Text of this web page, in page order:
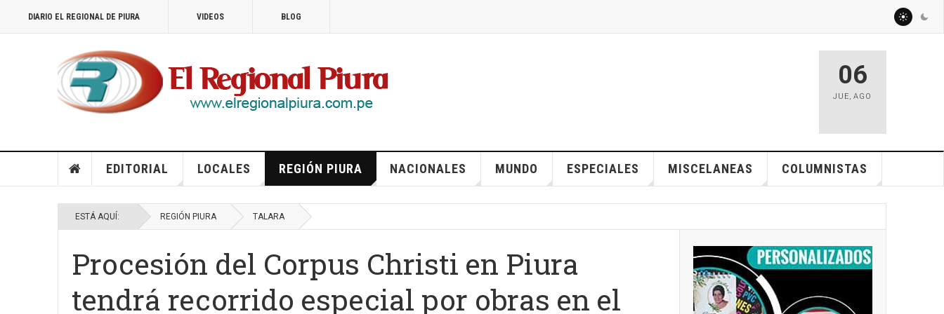
DIARIO EL REGIONAL DE PIURA VIDEOS BLOG
06
JUE,AGO
EDITORIAL LOCALES REGIÓN PIURA NACIONALES MUNDO ESPECIALES MISCELANEAS COLUMNISTAS
ESTÁ AQUÍ: REGIÓN PIURA TALARA
Procesión del Corpus Christi en Piura
tendrá recorrido especial por obras en el